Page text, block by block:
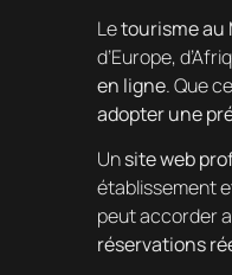
Letourisme au
d’Europe,
en ligne. Que
adopter une
Unsite web
établissement
peut accorder
réservations